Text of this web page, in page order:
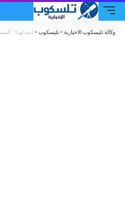
وكالة تليسكوب الاخبارية > تليسكوب > انتبه لهذا ”